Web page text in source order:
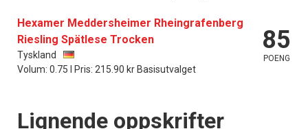
Hexamer Meddersheimer Rheingrafenberg
Riesling Spätlese Trocken
Tyskland
Volum: 0.75 l Pris: 215.90 kr Basisutvalget
85
POENG
Lignende oppskrifter